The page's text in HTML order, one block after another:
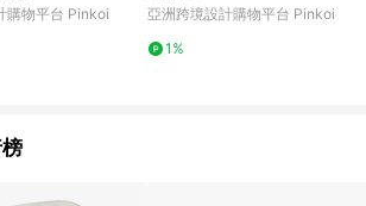
購物平台 Pinkoi
亞洲跨境設計購物平台 Pinkoi
1%